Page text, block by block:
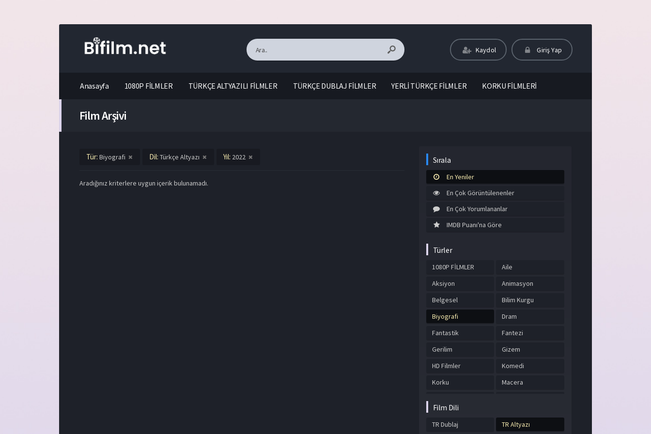
Kaydol Giriş Yap
Anasayfa 1080P FİLMLER TÜRKÇE ALTYAZILI FİLMLER TÜRKÇE DUBLAJ FİLMLER YERLİ TÜRKÇE FİLMLER KORKU FİLMLERİ
Film Arşivi
Tür: Biyografi Dil: Türkçe Altyazı Yıl: 2022
Aradığınız kriterlere uygun içerik bulunamadı.
Sırala
En Yeniler
En Çok Görüntülenenler
En Çok Yorumlananlar
IMDB Puanı'na Göre
Türler
1080P FİLMLER
Aile
Aksiyon
Animasyon
Belgesel
Bilim Kurgu
Biyografi
Dram
Fantastik
Fantezi
Gerilim
Gizem
HD Filmler
Komedi
Korku
Macera
Tarih
Film Dili
TR Dublaj TR Altyazı